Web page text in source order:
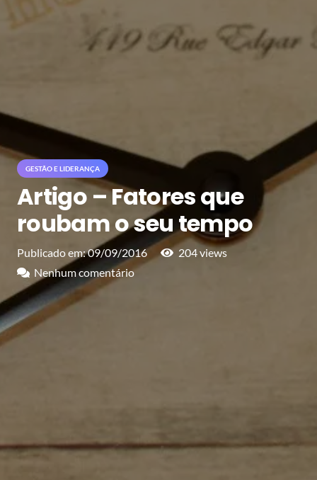
GESTÃO E LIDERANÇA
Artigo – Fatores que
roubam o seu tempo
Publicado em:09/09/2016 204views
Nenhum comentário